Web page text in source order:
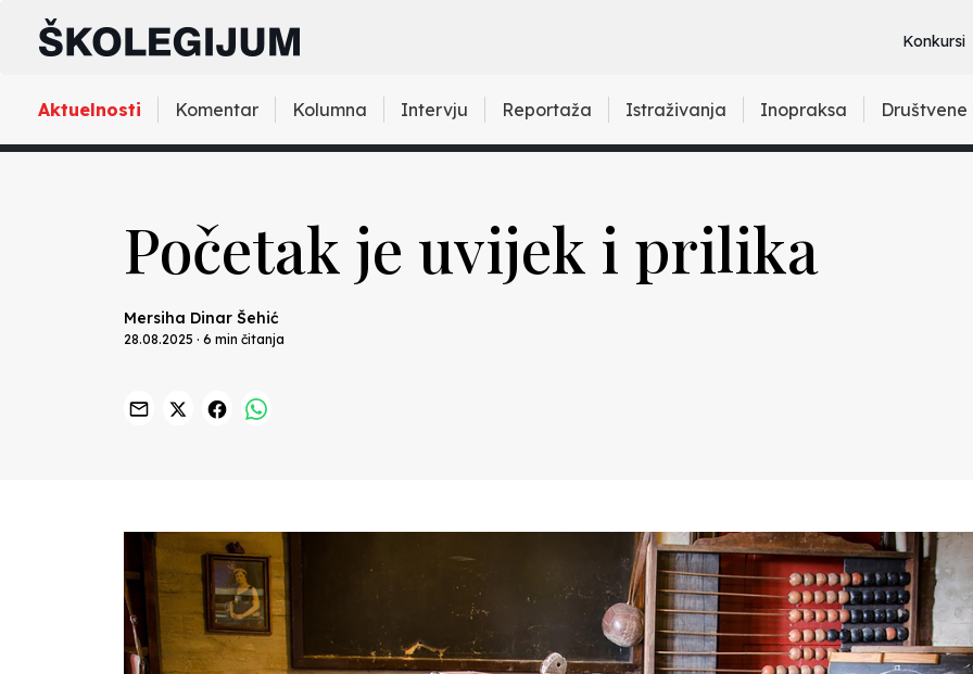
Konkursi
Aktuelnosti Komentar Kolumna Intervju Reportaža Istraživanja Inopraksa Društvene
Početak je uvijek i prilika
Mersiha Dinar Šehić
28.08.2025 · 6 min čitanja